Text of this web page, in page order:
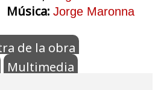
Música: Jorge Maronna
de la obra
Multimedia